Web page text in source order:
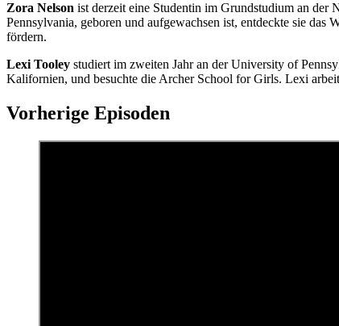
Zora Nelson ist derzeit eine Studentin im Grundstudium an
Pennsylvania, geboren und aufgewachsen ist, entdeckte sie
fördern.
Lexi Tooley studiert im zweiten Jahr an der University of
Kalifornien, und besuchte die Archer School for Girls. Lexi
Vorherige Episoden